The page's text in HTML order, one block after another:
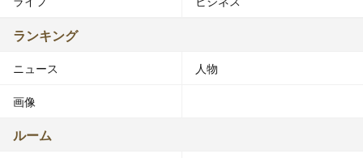
ランキング
ニュース 人物
画像
ルーム